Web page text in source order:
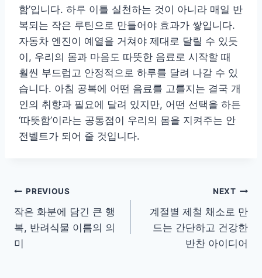
함’입니다. 하루 이틀 실천하는 것이 아니라 매일 반
복되는 작은 루틴으로 만들어야 효과가 쌓입니다.
자동차 엔진이 예열을 거쳐야 제대로 달릴 수 있듯
이, 우리의 몸과 마음도 따뜻한 음료로 시작할 때
훨씬 부드럽고 안정적으로 하루를 달려 나갈 수 있
습니다. 아침 공복에 어떤 음료를 고를지는 결국 개
인의 취향과 필요에 달려 있지만, 어떤 선택을 하든
‘따뜻함’이라는 공통점이 우리의 몸을 지켜주는 안
전벨트가 되어 줄 것입니다.
글
탐
색
PREVIOUS
작은 화분에 담긴 큰 행
복, 반려식물 이름의 의
미
NEXT
계절별 제철 채소로 만
드는 간단하고 건강한
반찬 아이디어